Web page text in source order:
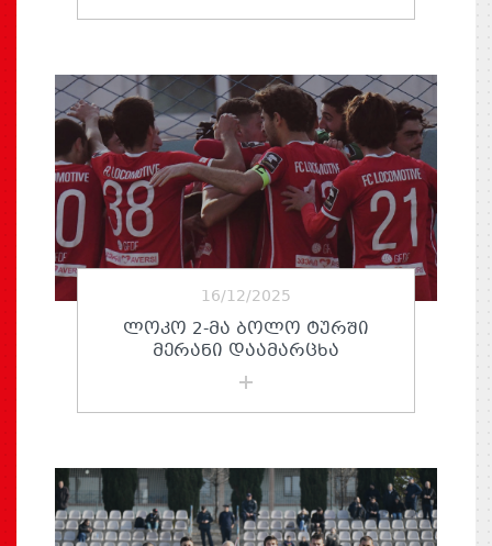
16/12/2025
ᲚᲝᲙᲝ 2-ᲛᲐ ᲑᲝᲚᲝ ᲢᲣᲠᲨᲘ
ᲛᲔᲠᲐᲜᲘ ᲓᲐᲐᲛᲐᲠᲪᲮᲐ